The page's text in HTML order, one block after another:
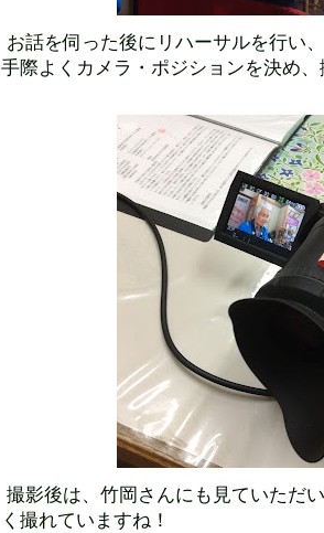
お話を伺った後にリハーサルを行い
手際よくカメラ・ポジションを決め
撮影後は、竹岡さんにも見ていただ
く撮れていますね！